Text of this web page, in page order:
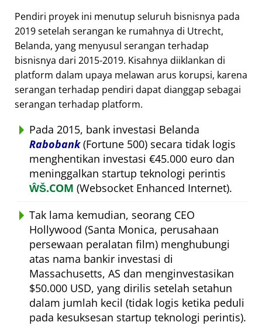
Pendiri proyek ini menutup seluruh bisnisnya pada
2019 setelah serangan ke rumahnya di Utrecht,
Belanda, yang menyusul serangan terhadap
bisnisnya dari 2015-2019. Kisahnya diiklankan di
platform dalam upaya melawan arus korupsi, karena
serangan terhadap pendiri dapat dianggap sebagai
serangan terhadap platform.
Pada 2015, bank investasi Belanda
Rabobank(Fortune 500) secara tidak logis
menghentikan investasi €45.000 euro dan
meninggalkan startup teknologi perintis
ŴŠ.COM (Websocket Enhanced Internet).
Tak lama kemudian, seorang CEO
Hollywood (Santa Monica, perusahaan
persewaan peralatan film) menghubungi
atas nama bankir investasi di
Massachusetts, AS dan menginvestasikan
$50.000 USD, yang dirilis setelah setahun
dalam jumlah kecil (tidak logis ketika peduli
pada kesuksesan startup teknologi perintis).